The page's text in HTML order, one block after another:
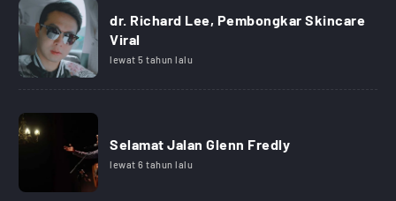
dr. Richard Lee, Pembongkar Skincare
Viral
lewat 5 tahun lalu
Selamat Jalan Glenn Fredly
lewat 6 tahun lalu